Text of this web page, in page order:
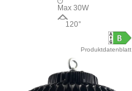
Max 30W
120°
Produktdatenblatt